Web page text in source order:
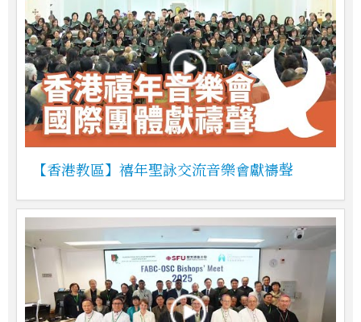
【香港教區】禧年聖詠交流音樂會獻禱聲